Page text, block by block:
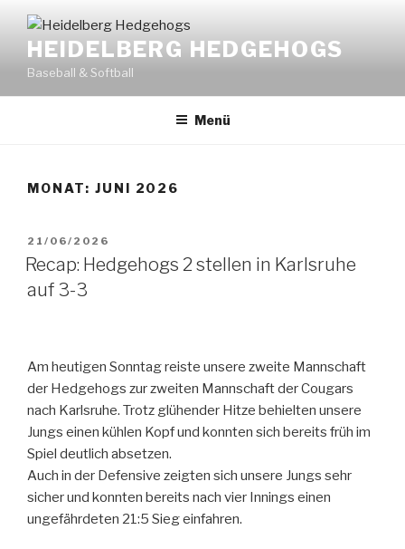
Inhalt
springenHEIDELBERG HEDGEHOGS
Baseball & Softball
Menü
MONAT: JUNI 2026
VERÖFFENTLICHT
AM
21/06/2026
Recap: Hedgehogs 2 stellen in Karlsruhe
auf 3-3
Am heutigen Sonntag reiste unsere zweite Mannschaft
der Hedgehogs zur zweiten Mannschaft der Cougars
nach Karlsruhe. Trotz glühender Hitze behielten unsere
Jungs einen kühlen Kopf und konnten sich bereits früh im
Spiel deutlich absetzen.
Auch in der Defensive zeigten sich unsere Jungs sehr
sicher und konnten bereits nach vier Innings einen
ungefährdeten 21:5 Sieg einfahren.